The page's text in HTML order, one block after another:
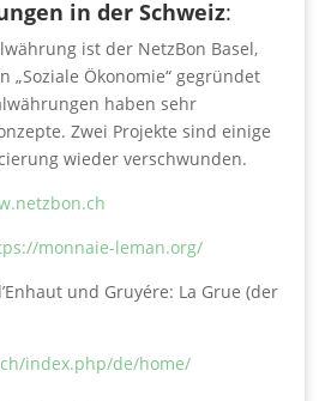
in der Schweiz:
ist der NetzBon Basel,
„Soziale Ökonomie“ gegründet
haben sehr
Zwei Projekte sind einige
wieder verschwunden.
monnaie-leman.org/
und Gruyére: La Grue (der
index.php/de/home/